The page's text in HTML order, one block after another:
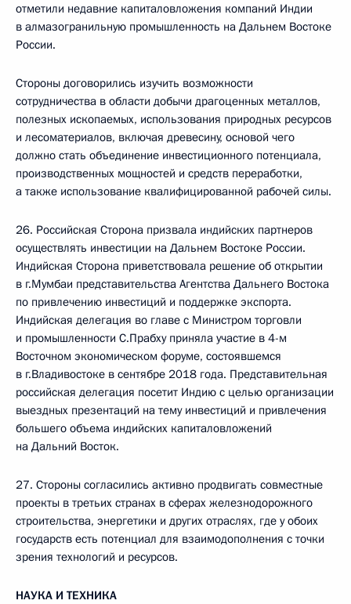
отметили недавние капиталовложения компаний Индии
в алмазогранильную промышленность на Дальнем Востоке
России.
Стороны договорились изучить возможности
сотрудничества в области добычи драгоценных металлов,
полезных ископаемых, использования природных ресурсов
и лесоматериалов, включая древесину, основой чего
должно стать объединение инвестиционного потенциала,
производственных мощностей и средств переработки,
а также использование квалифицированной рабочей силы.
26. Российская Сторона призвала индийских партнеров
осуществлять инвестиции на Дальнем Востоке России.
Индийская Сторона приветствовала решение об открытии
в г.Мумбаи представительства Агентства Дальнего Востока
по привлечению инвестиций и поддержке экспорта.
Индийская делегация во главе с Министром торговли
и промышленности С.Прабху приняла участие в 4-м
Восточном экономическом форуме, состоявшемся
в г.Владивостоке в сентябре 2018 года. Представительная
российская делегация посетит Индию с целью организации
выездных презентаций на тему инвестиций и привлечения
большего объема индийских капиталовложений
на Дальний Восток.
27. Стороны согласились активно продвигать совместные
проекты в третьих странах в сферах железнодорожного
строительства, энергетики и других отраслях, где у обоих
государств есть потенциал для взаимодополнения с точки
зрения технологий и ресурсов.
НАУКА И ТЕХНИКА